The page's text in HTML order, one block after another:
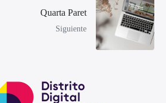
Quarta Paret
Siguiente